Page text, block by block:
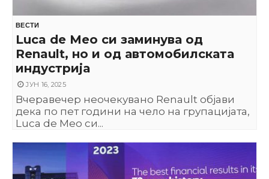
ВЕСТИ
Luca de Meo си заминува од
Renault, но и од автомобилската
индустрија
ЈУН 16, 2025
Вчеравечер неочекувано Renault објави
дека по пет години на чело на групацијата,
Luca de Meo си...